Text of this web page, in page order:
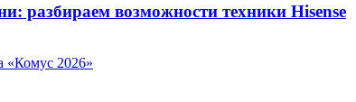
разбираем возможности техники Hisense